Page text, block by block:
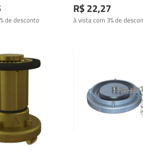
de desconto
R$ 22,27
à vista com 3% de